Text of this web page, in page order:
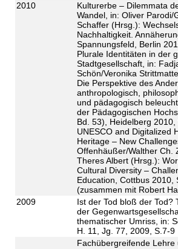
2010
Kulturerbe – Dilemmata
Wandel, in: Oliver Parodi/
Schaffer (Hrsg.):
Nachhaltigkeit.
Spannungsfeld, Berlin
Plurale Identitäten in der
Stadtgesellschaft, in:
Schön/Veronika
Die Perspektive des
anthropologisch,
und pädagogisch
der Pädagogischen
Bd. 53), Heidelberg 2010,
UNESCO and Digitalized
Heritage – New
Offenhäußer/Walther Ch.
Theres Albert (Hrsg.):
Cultural Diversity –
Education, Cottbus 2010,
(zusammen mit Robert
2009
Ist der Tod bloß der Tod?
der
thematischer Umriss, in:
H. 11, Jg. 77, 2009, S.7-9
Fachübergreifende Lehre